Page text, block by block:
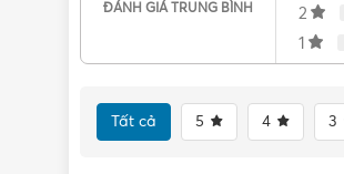
ĐÁNH GIÁ TRUNG BÌNH
2
1
Tất cả 5 4 3